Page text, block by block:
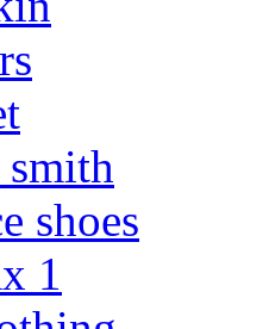
smith
shoes
1